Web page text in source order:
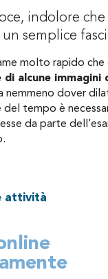
indolore
semplice
molto rapido che
di alcune immagini
nemmeno dover
tempo è
da parte
attività